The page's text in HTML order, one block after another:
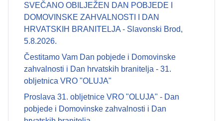
SVEČANO OBILJEŽEN DAN POBJEDE I
DOMOVINSKE ZAHVALNOSTI I DAN
HRVATSKIH BRANITELJA - Slavonski Brod,
5.8.2026.
Čestitamo Vam Dan pobjede i Domovinske
zahvalnosti i Dan hrvatskih branitelja - 31.
obljetnica VRO "OLUJA"
Proslava 31. obljetnice VRO "OLUJA" - Dan
pobjede i Domovinske zahvalnosti i Dan